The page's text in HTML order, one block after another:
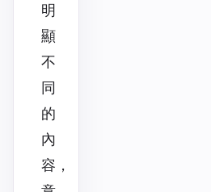
明
顯
不
同
的
內
容，